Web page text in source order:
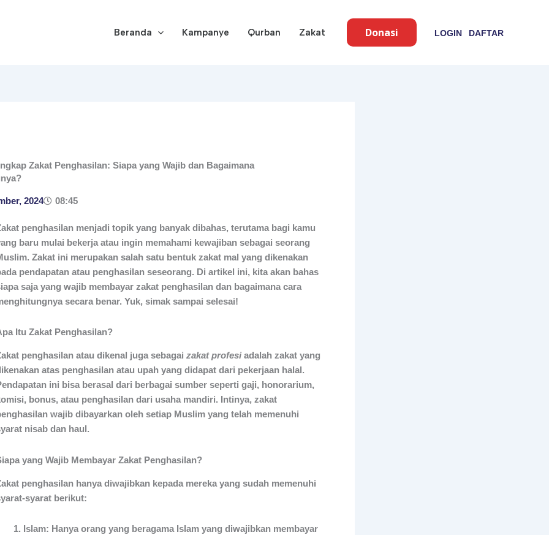
Beranda Kampanye Qurban Zakat Donasi LOGIN DAFTAR
Zakat Penghasilan: Siapa yang Wajib dan Bagaimana
2024 08:45
penghasilan menjadi topik yang banyak dibahas, terutama bagi kamu
baru mulai bekerja atau ingin memahami kewajiban sebagai seorang
Zakat ini merupakan salah satu bentuk zakat mal yang dikenakan
pendapatan atau penghasilan seseorang. Di artikel ini, kita akan bahas
saja yang wajib membayar zakat penghasilan dan bagaimana cara
secara benar. Yuk, simak sampai selesai!
Itu Zakat Penghasilan?
penghasilan atau dikenal juga sebagai zakat profesiadalah zakat yang
atas penghasilan atau upah yang didapat dari pekerjaan halal.
ini bisa berasal dari berbagai sumber seperti gaji, honorarium,
bonus, atau penghasilan dari usaha mandiri. Intinya, zakat
wajib dibayarkan oleh setiap Muslim yang telah memenuhi
nisab dan haul.
yang Wajib Membayar Zakat Penghasilan?
penghasilan hanya diwajibkan kepada mereka yang sudah memenuhi
syarat berikut:
Islam: Hanya orang yang beragama Islam yang diwajibkan membayar